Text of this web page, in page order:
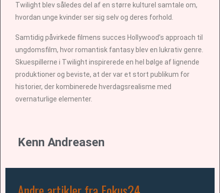
Twilight blev således del af en større kulturel samtale om,
hvordan unge kvinder ser sig selv og deres forhold.
Samtidig påvirkede filmens succes Hollywood’s approach til
ungdomsfilm, hvor romantisk fantasy blev en lukrativ genre.
Skuespillerne i Twilight inspirerede en hel bølge af lignende
produktioner og beviste, at der var et stort publikum for
historier, der kombinerede hverdagsrealisme med
overnaturlige elementer.
Kenn Andreasen